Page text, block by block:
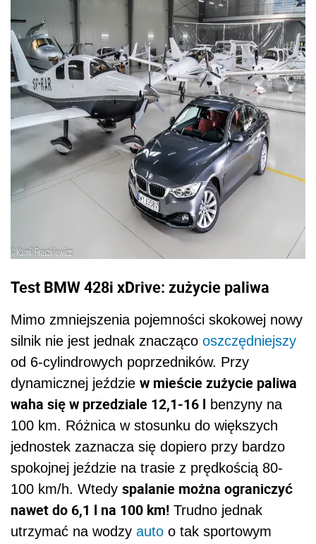
Test BMW 428i xDrive: zużycie paliwa
Mimo zmniejszenia pojemności skokowej nowy
silnik nie jest jednak znacząco oszczędniejszy
od 6-cylindrowych poprzedników. Przy
dynamicznej jeździe w mieście zużycie paliwa
waha się w przedziale 12,1-16 l benzyny na
100 km. Różnica w stosunku do większych
jednostek zaznacza się dopiero przy bardzo
spokojnej jeździe na trasie z prędkością 80-
100 km/h. Wtedy spalanie można ograniczyć
nawet do 6,1 l na 100 km! Trudno jednak
utrzymać na wodzy auto o tak sportowym